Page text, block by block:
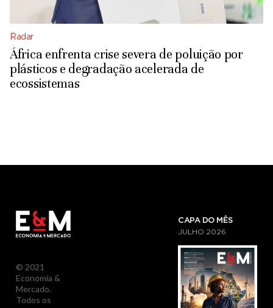
Radar
África enfrenta crise severa de poluição por
plásticos e degradação acelerada de
ecossistemas
© 2021
Economia &
Mercado.
Todos os
CAPA DO MÊS
JULHO 2026